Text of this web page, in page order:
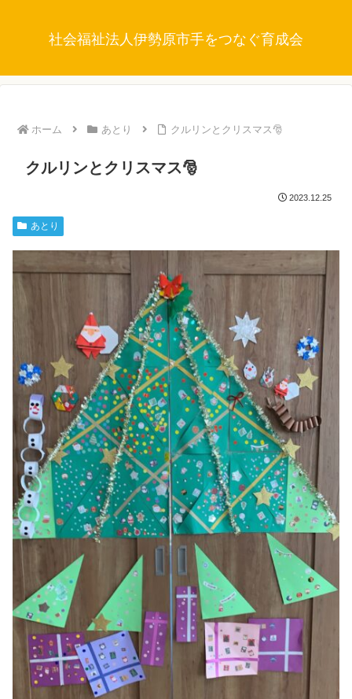
社会福祉法人伊勢原市手をつなぐ育成会
ホーム あとり クルリンとクリスマス🎅
クルリンとクリスマス🎅
2023.12.25
あとり